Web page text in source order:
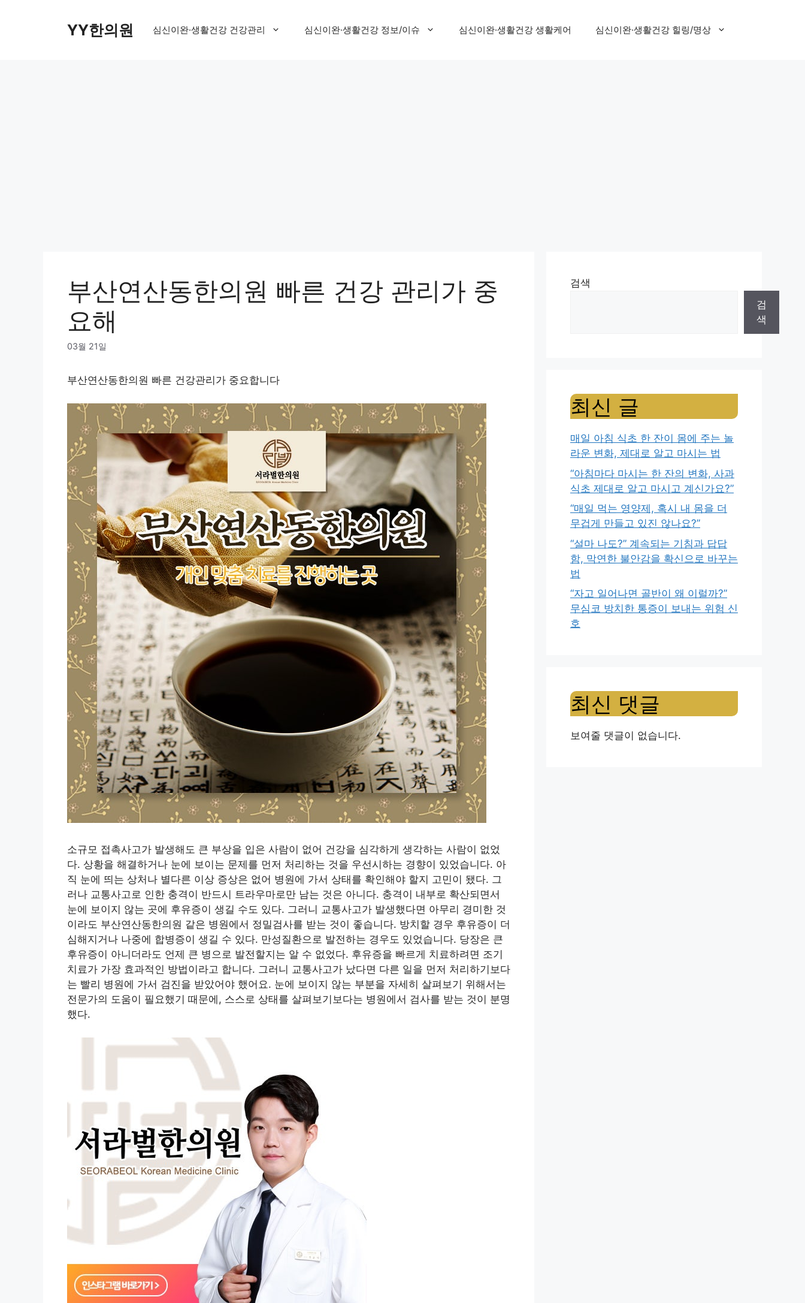
YY한의원 심신이완·생활건강 건강관리 심신이완·생활건강 정보/이슈 심신이완·생활건강 생활케어 심신이완·생활건강 힐링/명상
부산연산동한의원 빠른 건강 관리가 중
요해
03월 21일
부산연산동한의원 빠른 건강관리가 중요합니다
소규모 접촉사고가 발생해도 큰 부상을 입은 사람이 없어 건강을 심각하게 생각하는 사람이 없었
다. 상황을 해결하거나 눈에 보이는 문제를 먼저 처리하는 것을 우선시하는 경향이 있었습니다. 아
직 눈에 띄는 상처나 별다른 이상 증상은 없어 병원에 가서 상태를 확인해야 할지 고민이 됐다. 그
러나 교통사고로 인한 충격이 반드시 트라우마로만 남는 것은 아니다. 충격이 내부로 확산되면서
눈에 보이지 않는 곳에 후유증이 생길 수도 있다. 그러니 교통사고가 발생했다면 아무리 경미한 것
이라도 부산연산동한의원 같은 병원에서 정밀검사를 받는 것이 좋습니다. 방치할 경우 후유증이 더
심해지거나 나중에 합병증이 생길 수 있다. 만성질환으로 발전하는 경우도 있었습니다. 당장은 큰
후유증이 아니더라도 언제 큰 병으로 발전할지는 알 수 없었다. 후유증을 빠르게 치료하려면 조기
치료가 가장 효과적인 방법이라고 합니다. 그러니 교통사고가 났다면 다른 일을 먼저 처리하기보다
는 빨리 병원에 가서 검진을 받았어야 했어요. 눈에 보이지 않는 부분을 자세히 살펴보기 위해서는
전문가의 도움이 필요했기 때문에, 스스로 상태를 살펴보기보다는 병원에서 검사를 받는 것이 분명
했다.
검색
검
색
최신 글
매일 아침 식초 한 잔이 몸에 주는 놀
라운 변화, 제대로 알고 마시는 법
“아침마다 마시는 한 잔의 변화, 사과
식초 제대로 알고 마시고 계신가요?”
“매일 먹는 영양제, 혹시 내 몸을 더
무겁게 만들고 있진 않나요?”
“설마 나도?” 계속되는 기침과 답답
함, 막연한 불안감을 확신으로 바꾸는
법
“자고 일어나면 골반이 왜 이럴까?”
무심코 방치한 통증이 보내는 위험 신
호
최신 댓글
보여줄 댓글이 없습니다.